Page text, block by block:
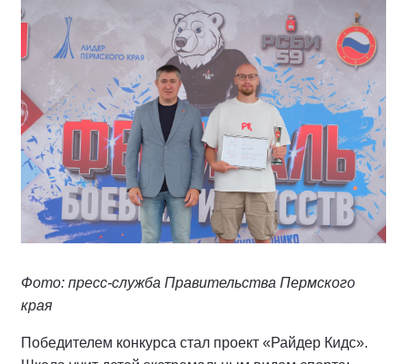
Фото: пресс-служба Правительства Пермского
края
Победителем конкурса стал проект «Райдер Кидс».